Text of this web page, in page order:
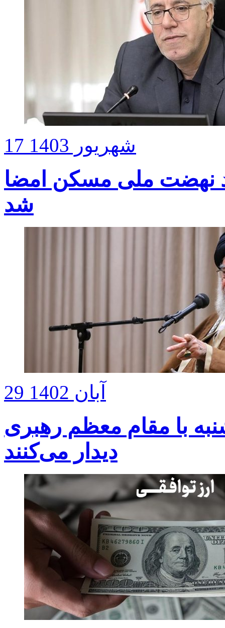
17 شهریور 1403
هزار واحد نهضت ملی مسکن امضا
شد
29 آبان 1402
با مقام معظم رهبری
دیدار می‌کنند